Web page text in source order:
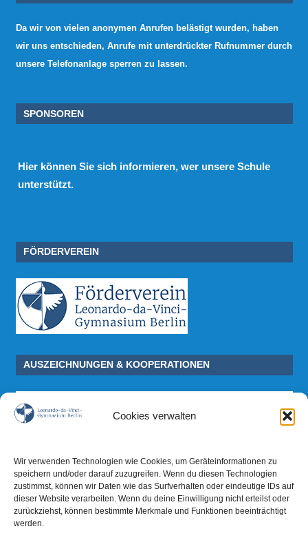
Cookies verwalten
Wir verwenden Technologien wie Cookies, um Geräteinformationen zu
speichern und/oder darauf zuzugreifen. Wenn du diesen Technologien
zustimmst, können wir Daten wie das Surfverhalten oder eindeutige IDs auf
dieser Website verarbeiten. Wenn du deine Einwilligung nicht erteilst oder
zurückziehst, können bestimmte Merkmale und Funktionen beeinträchtigt
werden.
Da wir von vielen anonymen Anrufen belästigt wurden, haben
wir uns entschieden, Anrufe mit unterdrückter Rufnummer durch
unsere Telefonanlage sperren zu lassen.
SPONSOREN
Hier können Sie sich informieren, wer unsere Schule
unterstützt.
FÖRDERVEREIN
AUSZEICHNUNGEN & KOOPERATIONEN